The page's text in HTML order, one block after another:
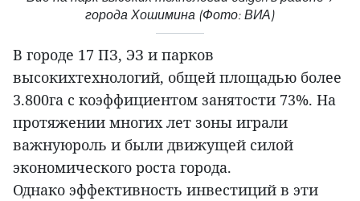
города Хошимина (Фото: ВИА)
В городе 17 ПЗ, ЭЗ и парков
высокихтехнологий, общей площадью более
3.800га с коэффициентом занятости 73%. На
протяжении многих лет зоны играли
важнуюроль и были движущей силой
экономического роста города.
Однако эффективность инвестиций в эти